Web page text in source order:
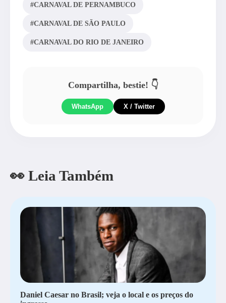
#CARNAVAL DE PERNAMBUCO
#CARNAVAL DE SÃO PAULO
#CARNAVAL DO RIO DE JANEIRO
Compartilha, bestie! 👇
WhatsApp X / Twitter
👀 Leia Também
Daniel Caesar no Brasil; veja o local e os preços do